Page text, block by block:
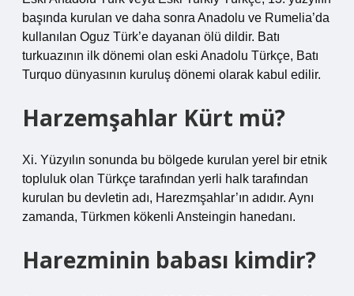
başında kurulan ve daha sonra Anadolu ve Rumelia’da
kullanılan Oguz Türk’e dayanan ölü dildir. Batı
turkuazının ilk dönemi olan eski Anadolu Türkçe, Batı
Turquo dünyasının kuruluş dönemi olarak kabul edilir.
Harzemşahlar Kürt mü?
Xi. Yüzyılın sonunda bu bölgede kurulan yerel bir etnik
topluluk olan Türkçe tarafından yerli halk tarafından
kurulan bu devletin adı, Harezmşahlar’ın adıdır. Aynı
zamanda, Türkmen kökenli Ansteingin hanedanı.
Harezminin babası kimdir?